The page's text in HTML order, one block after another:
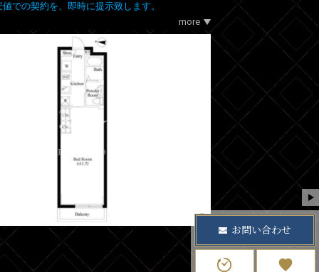
での契約を、即時に提示致します。
more
お問い合わせ